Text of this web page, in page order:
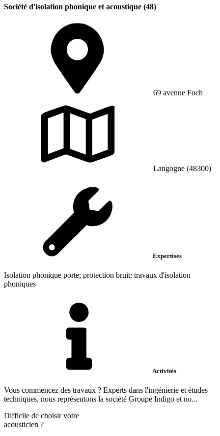
Société d'isolation phonique et acoustique (48)
69 avenue Foch
Langogne (48300)
Expertises
Isolation phonique porte; protection bruit; travaux d'isolation
phoniques
Activités
Vous commencez des travaux ? Experts dans l'ingénierie et études
techniques, nous représentons la société Groupe Indigo et no...
Difficile de choisir votre
acousticien ?